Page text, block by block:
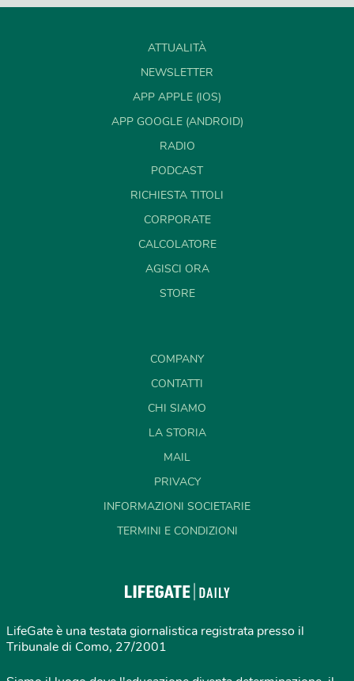
ATTUALITÀ
NEWSLETTER
APP APPLE (IOS)
APP GOOGLE (ANDROID)
RADIO
PODCAST
RICHIESTA TITOLI
CORPORATE
CALCOLATORE
AGISCI ORA
STORE
COMPANY
CONTATTI
CHI SIAMO
LA STORIA
MAIL
PRIVACY
INFORMAZIONI SOCIETARIE
TERMINI E CONDIZIONI
LifeGate è una testata giornalistica registrata presso il
Tribunale di Como, 27/2001